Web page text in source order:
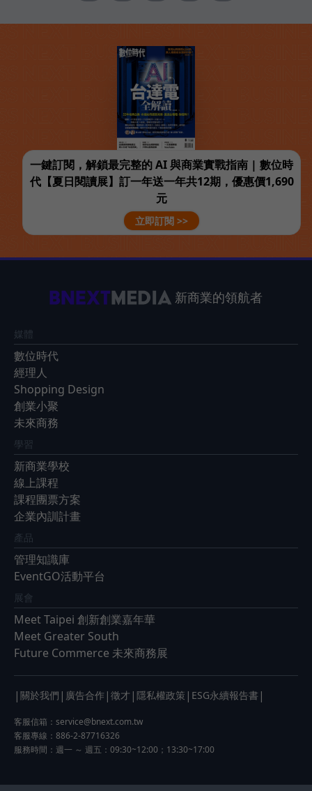
一鍵訂閱，解鎖最完整的 AI 與商業實戰指南 | 數位時
代【夏日閱讀展】訂一年送一年共12期，優惠價1,690
元
立即訂閱 >>
新商業的領航者
媒體
數位時代
經理人
Shopping Design
創業小聚
未來商務
學習
新商業學校
線上課程
課程團票方案
企業內訓計畫
產品
管理知識庫
EventGO活動平台
展會
Meet Taipei 創新創業嘉年華
Meet Greater South
Future Commerce 未來商務展
| 關於我們 | 廣告合作 | 徵才 | 隱私權政策 | ESG永續報告書 |
客服信箱： service@bnext.com.tw
客服專線：886-2-87716326
服務時間：週一 ～ 週五：09:30~12:00；13:30~17:00